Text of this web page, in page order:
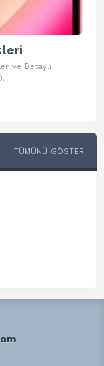
ve Detaylı
TÜMÜNÜ GÖSTER